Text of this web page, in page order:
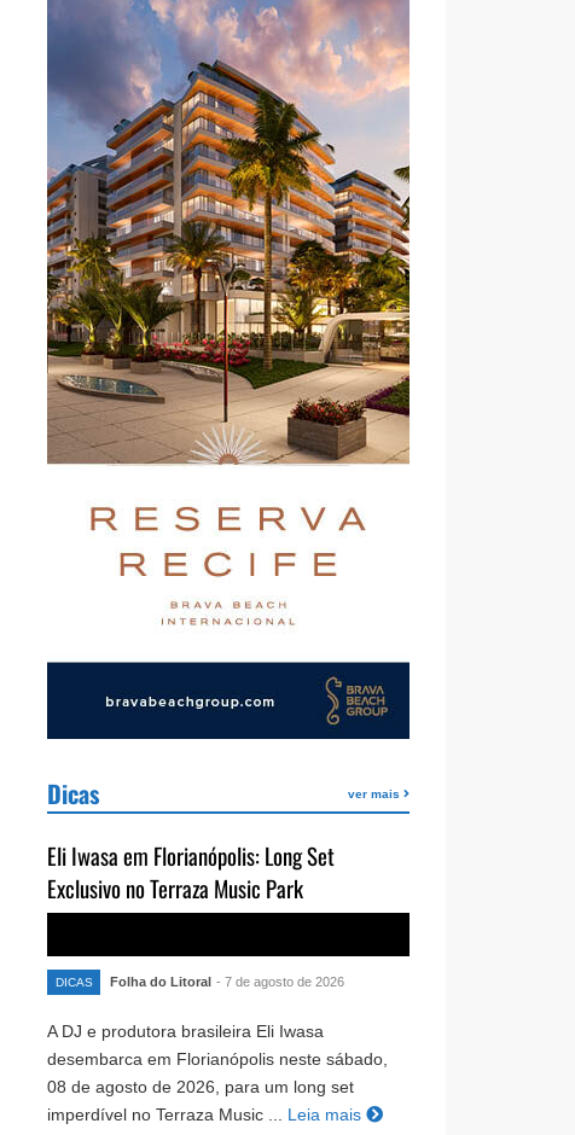
Dicas ver mais
Eli Iwasa em Florianópolis: Long Set
Exclusivo no Terraza Music Park
DICAS Folha do Litoral - 7 de agosto de 2026
A DJ e produtora brasileira Eli Iwasa
desembarca em Florianópolis neste sábado,
08 de agosto de 2026, para um long set
imperdível no Terraza Music ...
Leia mais